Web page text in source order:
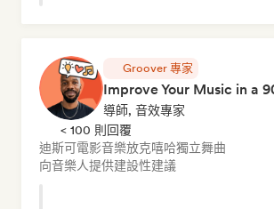
Groover 專家
導師, 音效專家
< 100 則回覆
迪斯可電影音樂放克嘻哈獨立舞曲
向音樂人提供建設性建議